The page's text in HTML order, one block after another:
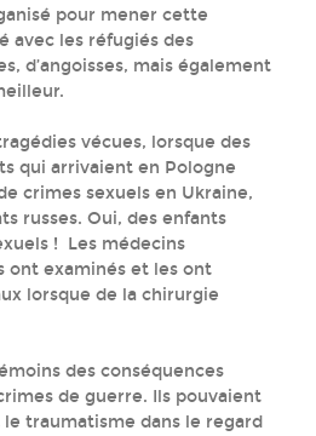
pour mener cette
avec les réfugiés des
d’angoisses, mais également
vécues, lorsque des
qui arrivaient en Pologne
crimes sexuels en Ukraine,
russes. Oui, des enfants
! Les médecins
ont examinés et les ont
lorsque de la chirurgie
des conséquences
de guerre. Ils pouvaient
traumatisme dans le regard